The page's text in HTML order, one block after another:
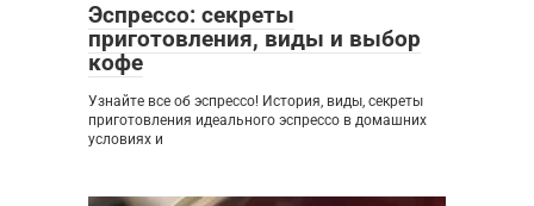
Эспрессо: секреты
приготовления, виды и выбор
кофе
Узнайте все об эспрессо! История, виды, секреты
приготовления идеального эспрессо в домашних
условиях и